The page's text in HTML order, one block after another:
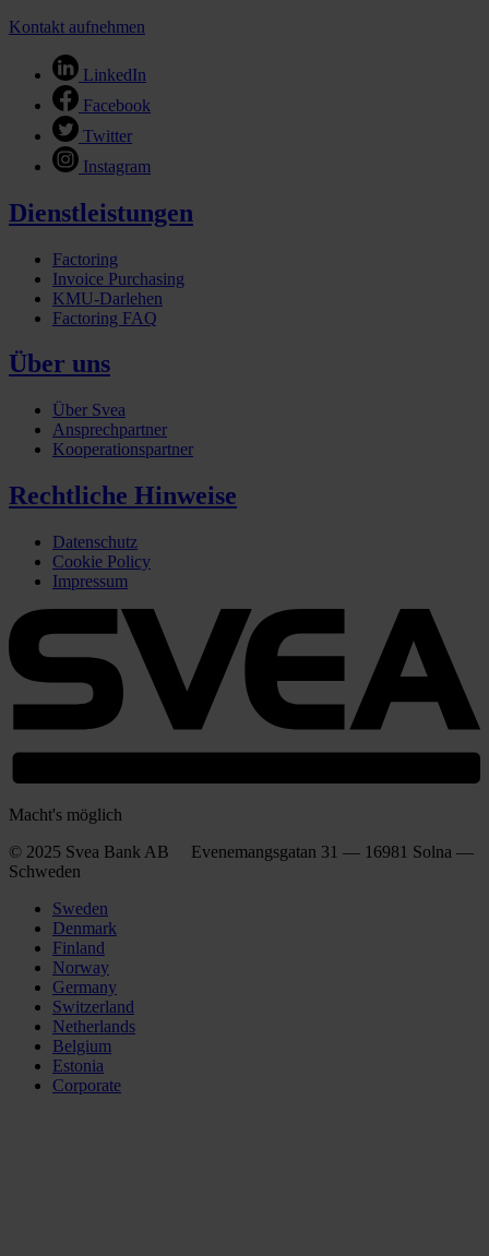
Kontakt aufnehmen
LinkedIn
Facebook
Twitter
Instagram
Dienstleistungen
Factoring
Invoice Purchasing
KMU-Darlehen
Factoring FAQ
Über uns
Über Svea
Ansprechpartner
Kooperationspartner
Rechtliche Hinweise
Datenschutz
Cookie Policy
Impressum
Macht's möglich
© 2025 Svea Bank AB Evenemangsgatan 31 — 16981 Solna —
Schweden
Sweden
Denmark
Finland
Norway
Germany
Switzerland
Netherlands
Belgium
Estonia
Corporate